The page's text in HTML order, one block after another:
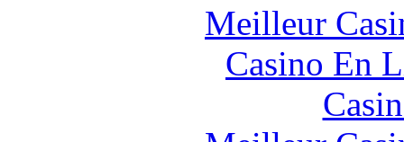
Meilleur
Casino En